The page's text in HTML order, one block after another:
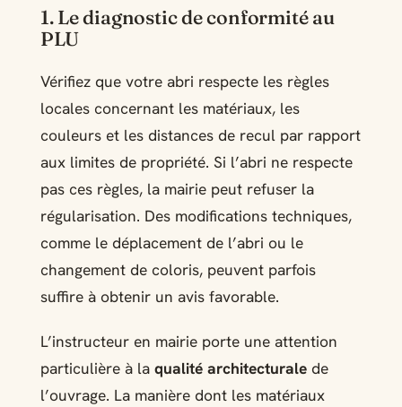
1. Le diagnostic de conformité au
PLU
Vérifiez que votre abri respecte les règles
locales concernant les matériaux, les
couleurs et les distances de recul par rapport
aux limites de propriété. Si l’abri ne respecte
pas ces règles, la mairie peut refuser la
régularisation. Des modifications techniques,
comme le déplacement de l’abri ou le
changement de coloris, peuvent parfois
suffire à obtenir un avis favorable.
L’instructeur en mairie porte une attention
particulière à la qualité architecturalede
l’ouvrage. La manière dont les matériaux